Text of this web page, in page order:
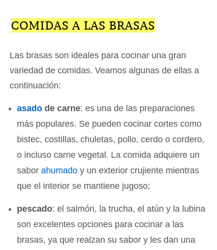
COMIDAS A LAS BRASAS
Las brasas son ideales para cocinar una gran
variedad de comidas. Veamos algunas de ellas a
continuación:
asado de carne: es una de las preparaciones
más populares. Se pueden cocinar cortes como
bistec, costillas, chuletas, pollo, cerdo o cordero,
o incluso carne vegetal. La comida adquiere un
saborahumado y un exterior crujiente mientras
que el interior se mantiene jugoso;
pescado: el salmón, la trucha, el atún y la lubina
son excelentes opciones para cocinar a las
brasas, ya que realzan su sabor y les dan una